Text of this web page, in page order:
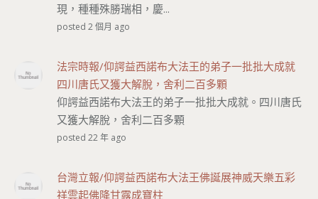
現，種種殊勝瑞相，慶...
posted 2 個月 ago
法宗時報/仰諤益西諾布大法王的弟子一批批大成就
四川唐氏又獲大解脫，舍利二百多顆
仰諤益西諾布大法王的弟子一批批大成就。四川唐氏
又獲大解脫，舍利二百多顆
posted 22 年 ago
台灣立報/仰諤益西諾布大法王佛誕展神威天樂五彩
祥雲起佛降甘露成寶柱